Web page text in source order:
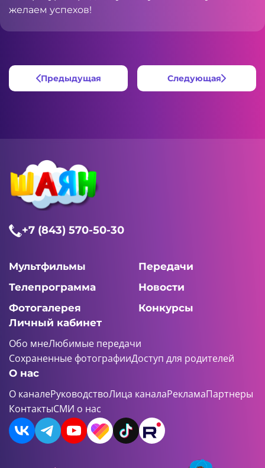
желаем успехов!
Предыдущая Следующая
+7 (843) 570-50-30
Мультфильмы
Передачи
Телепрограмма
Новости
Фотогалерея
Конкурсы
Личный кабинет
Обо мнеЛюбимые передачи
Сохраненные фотографииДоступ для родителей
О нас
О каналеРуководствоЛица каналаРекламаПартнеры
КонтактыСМИ о нас